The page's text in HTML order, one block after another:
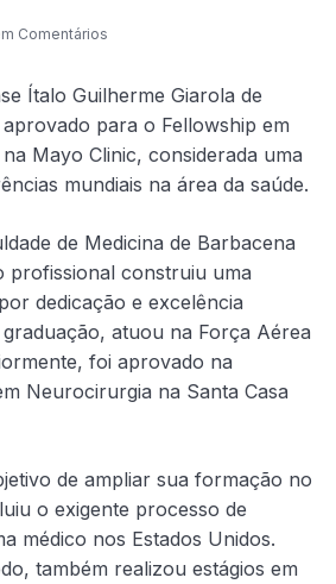
Comentários
Ítalo Guilherme Giarola de
para o Fellowship em
Mayo Clinic, considerada uma
mundiais na área da saúde.
de Medicina de Barbacena
profissional construiu uma
dedicação e excelência
atuou na Força Aérea
foi aprovado na
Neurocirurgia na Santa Casa
de ampliar sua formação no
o exigente processo de
médico nos Estados Unidos.
também realizou estágios em